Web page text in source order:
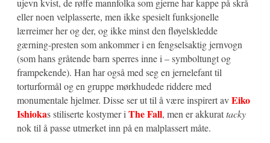
ujevn kvist, de røffe mannfolka som gjerne har kappe på skrå
eller noen velplasserte, men ikke spesielt funksjonelle
lærreimer her og der, og ikke minst den fløyelskledde
gærning-presten som ankommer i en fengselsaktig jernvogn
(som hans gråtende barn sperres inne i – symboltungt og
frampekende). Han har også med seg en jernelefant til
torturformål og en gruppe mørkhudede riddere med
monumentale hjelmer. Disse ser ut til å være inspirert avEiko
Ishiokas stiliserte kostymer i The Fall, men er akkurattacky
nok til å passe utmerket inn på en malplassert måte.